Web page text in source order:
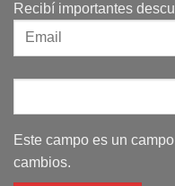
Recibí importantes
Este campo es un
cambios.